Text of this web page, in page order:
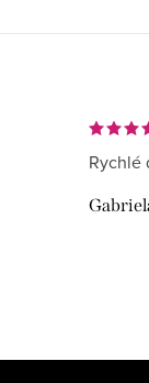
Rychlé